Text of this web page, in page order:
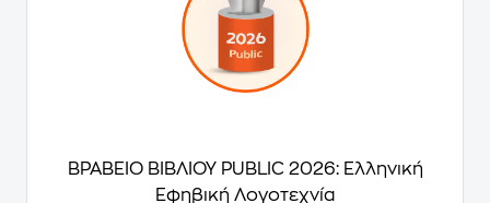
ΒΡΑΒΕΙΟ ΒΙΒΛΙΟΥ PUBLIC 2026: Ελληνική
Εφηβική Λογοτεχνία